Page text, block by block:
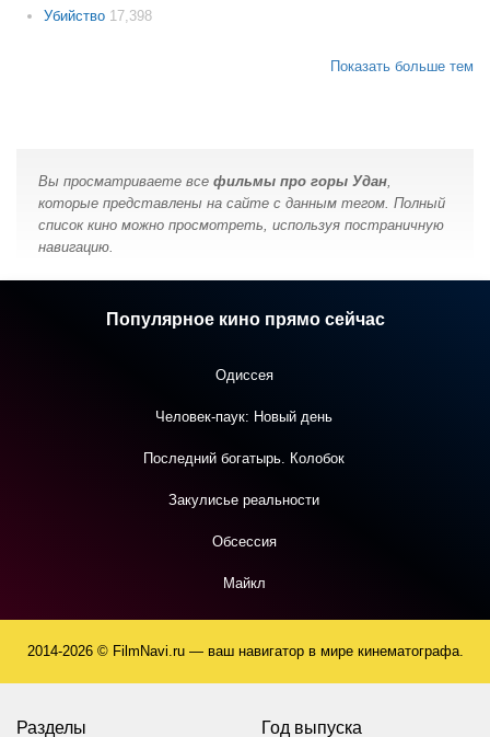
Убийство 17,398
Показать больше тем
Вы просматриваете все фильмы про горы Удан,
которые представлены на сайте с данным тегом. Полный
список кино можно просмотреть, используя постраничную
навигацию.
Популярное кино прямо сейчас
Одиссея
Человек-паук: Новый день
Последний богатырь. Колобок
Закулисье реальности
Обсессия
Майкл
2014-2026 © FilmNavi.ru — ваш навигатор в мире кинематографа.
Разделы Год выпуска